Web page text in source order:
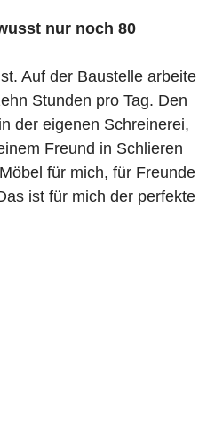
nur noch 80
Auf der Baustelle arbeite
Stunden pro Tag. Den
der eigenen Schreinerei,
Freund in Schlieren
für mich, für Freunde
ist für mich der perfekte